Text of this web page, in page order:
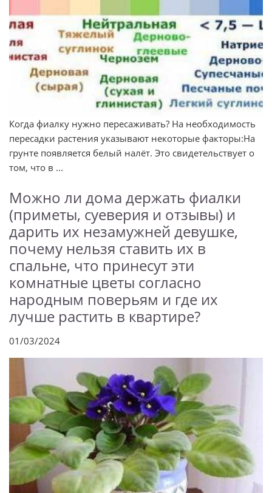
Когда фиалку нужно пересаживать? На необходимость
пересадки растения указывают некоторые факторы:На
грунте появляется белый налёт. Это свидетельствует о
том, что в ...
Можно ли дома держать фиалки
(приметы, суеверия и отзывы) и
дарить их незамужней девушке,
почему нельзя ставить их в
спальне, что принесут эти
комнатные цветы согласно
народным поверьям и где их
лучше растить в квартире?
01/03/2024